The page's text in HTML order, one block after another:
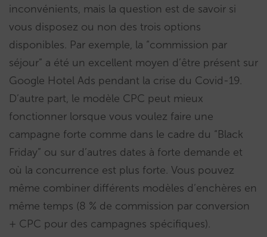
inconvénients, mais la question est de savoir si
vous disposez ou non des trois options
disponibles. Par exemple, la “commission par
séjour” a été un excellent moyen d’être présent sur
Google Hotel Ads pendant la crise du Covid-19.
D’autre part, le modèle CPC peut mieux
fonctionner lorsque vous voulez faire une
campagne forte comme dans le cadre du “Black
Friday” ou sur d’autres dates à forte demande et
où la concurrence est plus forte. Vous pouvez
même combiner différents modèles d’enchères en
même temps (8 % de commission par conversion
+ CPC pour des campagnes spécifiques).